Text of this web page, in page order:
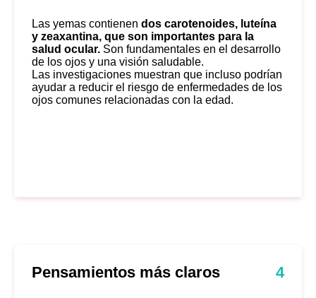
Las yemas contienen dos carotenoides, luteína
y zeaxantina, que son importantes para la
salud ocular. Son fundamentales en el desarrollo
de los ojos y una visión saludable.
Las investigaciones muestran que incluso podrían
ayudar a reducir el riesgo de enfermedades de los
ojos comunes relacionadas con la edad.
Pensamientos más claros 4